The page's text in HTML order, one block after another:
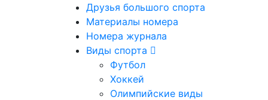
Друзья большого спорта
Материалы номера
Номера журнала
Виды спорта
Футбол
Хоккей
Олимпийские виды